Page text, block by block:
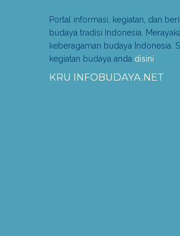
Portal informasi, kegiatan, dan
budaya tradisi Indonesia.
keberagaman budaya Indonesia.
kegiatan budaya anda disini
KRU INFOBUDAYA.NET